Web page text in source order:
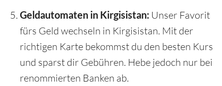
Geldautomaten in Kirgisistan: Unser Favorit
fürs Geld wechseln in Kirgisistan. Mit der
richtigen Karte bekommst du den besten Kurs
und sparst dir Gebühren. Hebe jedoch nur bei
renommierten Banken ab.